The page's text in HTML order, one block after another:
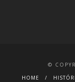
©
HOME